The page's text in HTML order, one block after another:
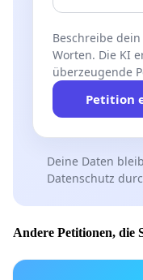
Beschreibe
Worten. Die KI
überzeugende
Petition
Deine Daten
Datenschutz
Andere Petitionen, die